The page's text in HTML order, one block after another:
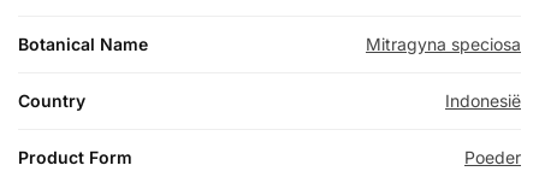
Botanical Name Mitragyna speciosa
Country Indonesië
Product Form Poeder